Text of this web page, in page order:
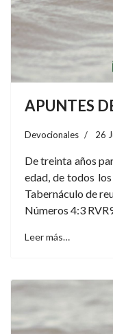
APUNTES
Devocionales 26
De treinta años
edad, de todos
Tabernáculo de
Números 4:3
Leer más…